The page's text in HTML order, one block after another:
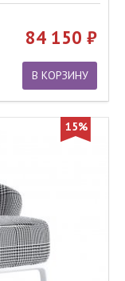
84 150
В КОРЗИНУ
15%